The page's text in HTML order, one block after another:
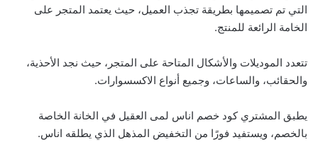
التي تم تصميمها بطريقة تجذب العميل، حيث يعتمد المتجر على
الخامة الرائعة للمنتج.
تتعدد الموديلات والأشكال المتاحة على المتجر، حيث نجد الأحذية،
والحقائب، والساعات، وجميع أنواع الاكسسوارات.
يطبق المشتري كود خصم اناس لمى العقيل في الخانة الخاصة
بالخصم، ويستفيد فورًا من التخفيض المذهل الذي يطلقه اناس.